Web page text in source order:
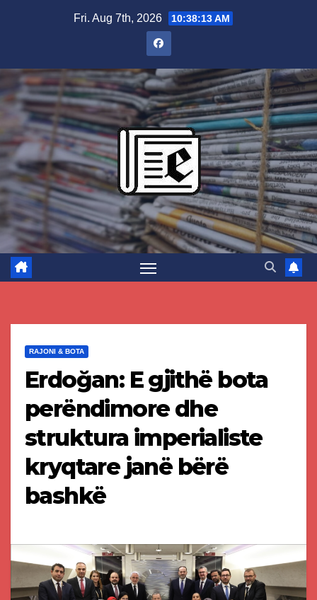
Fri. Aug 7th, 2026 10:38:14 AM
RAJONI & BOTA
Erdoğan: E gjithë bota
perëndimore dhe
struktura imperialiste
kryqtare janë bërë
bashkë